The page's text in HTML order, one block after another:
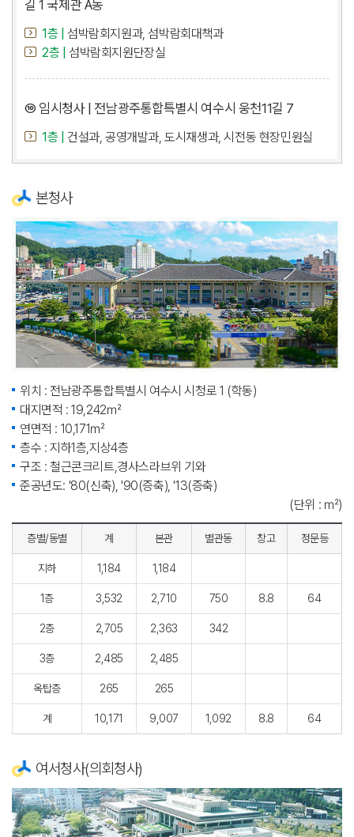
길 1 국제관 A동
1층 |
섬박람회지원과, 섬박람회대책과
2층 |
섬박람회지원단장실
⑩ 임시청사 | 전남광주통합특별시 여수시 웅천11길 7
1층 | 건설과, 공영개발과, 도시재생과, 시전동 현장민원실
본청사
위치 : 전남광주통합특별시 여수시 시청로 1 (학동)
대지면적 : 19,242㎡
연면적 : 10,171㎡
층수 : 지하1층,지상4층
구조 : 철근콘크리트,경사스라브위 기와
준공년도: '80(신축), '90(증축), '13(증축)
(단위 : ㎡)
층별/동별 계 본관 별관동 창고 정문등
지하 1,184 1,184
1층 3,532 2,710 750 8.8 64
2층 2,705 2,363 342
3층 2,485 2,485
옥탑층 265 265
계 10,171 9,007 1,092 8.8 64
여서청사(의회청사)